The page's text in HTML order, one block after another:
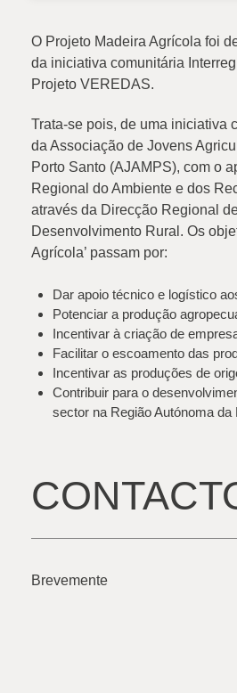
O Projeto Madeira Agrícola foi
da iniciativa comunitária
Projeto VEREDAS.
Trata-se pois, de uma iniciativa
da Associação de Jovens
Porto Santo (AJAMPS), com o
Regional do Ambiente e dos
através da Direcção Regional
Desenvolvimento Rural. Os
Agrícola’ passam por:
Dar apoio técnico e logístico
Potenciar a produção
Incentivar à criação de
Facilitar o escoamento das
Incentivar as produções de
Contribuir para o
sector na Região Autónoma da
Brevemente